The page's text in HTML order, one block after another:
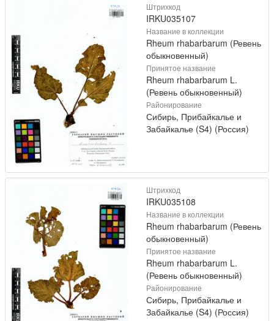
Штрихкод
IRKU035107
Название в коллекции
Rheum rhabarbarum (Ревень
обыкновенный)
Принятое название
Rheum rhabarbarum L.
(Ревень обыкновенный)
Районирование
Сибирь, Прибайкалье и
Забайкалье (S4) (Россия)
Штрихкод
IRKU035108
Название в коллекции
Rheum rhabarbarum (Ревень
обыкновенный)
Принятое название
Rheum rhabarbarum L.
(Ревень обыкновенный)
Районирование
Сибирь, Прибайкалье и
Забайкалье (S4) (Россия)